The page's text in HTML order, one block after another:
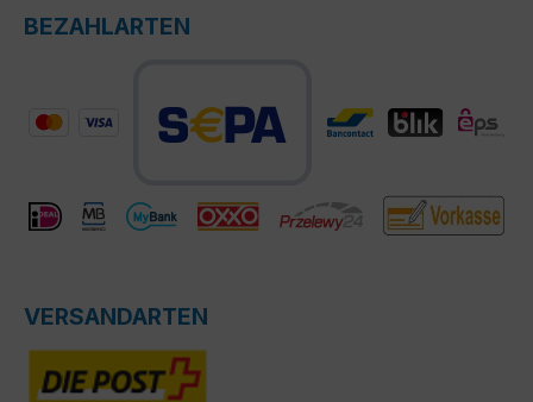
BEZAHLARTEN
VERSANDARTEN